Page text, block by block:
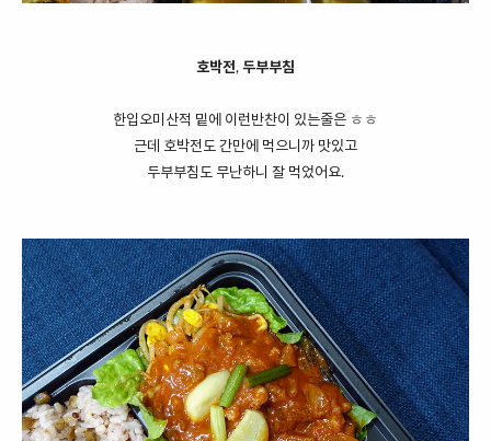
호박전, 두부부침
한입오미산적 밑에 이런반찬이 있는줄은 ㅎㅎ
근데 호박전도 간만에 먹으니까 맛있고
두부부침도 무난하니 잘 먹었어요.